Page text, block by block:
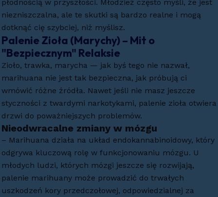
płodnością w przyszłości. Młodzież często myśli, że jest
niezniszczalna, ale te skutki są bardzo realne i mogą
dotknąć cię szybciej, niż myślisz.
Palenie Zioła (Marychy) – Mit o
"Bezpiecznym" Relaksie
Zioło, trawka, marycha — jak byś tego nie nazwał,
marihuana nie jest tak bezpieczna, jak próbują ci
wmówić różne źródła. Nawet jeśli nie masz jeszcze
styczności z twardymi narkotykami, palenie zioła otwiera
drzwi do poważniejszych problemów.
Nieodwracalne zmiany w mózgu
– Marihuana działa na układ endokannabinoidowy, który
odgrywa kluczową rolę w funkcjonowaniu mózgu. U
młodych ludzi, których mózgi jeszcze się rozwijają,
palenie marihuany może prowadzić do trwałych
uszkodzeń kory przedczołowej, odpowiedzialnej za